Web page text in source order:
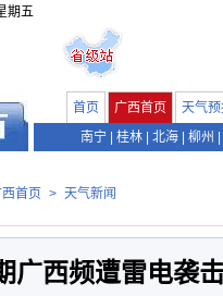
期五
首页 广西首页 天气预
南宁
桂林 北海 柳州
西首页 > 天气新闻
广西频遭雷电袭